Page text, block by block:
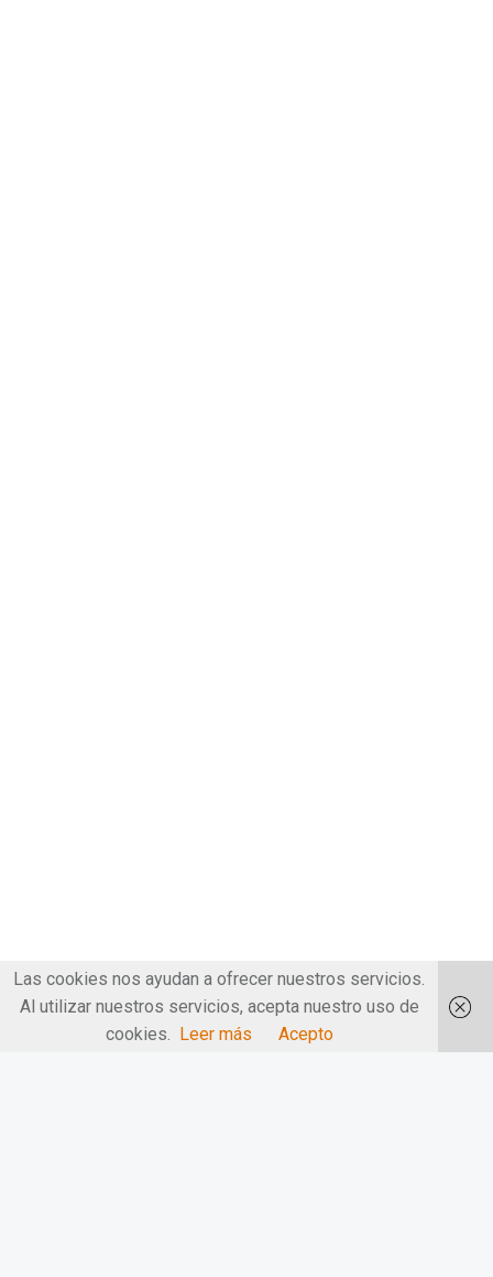
Las cookies nos ayudan a ofrecer nuestros servicios.
Al utilizar nuestros servicios, acepta nuestro uso de
cookies. Leer más Acepto